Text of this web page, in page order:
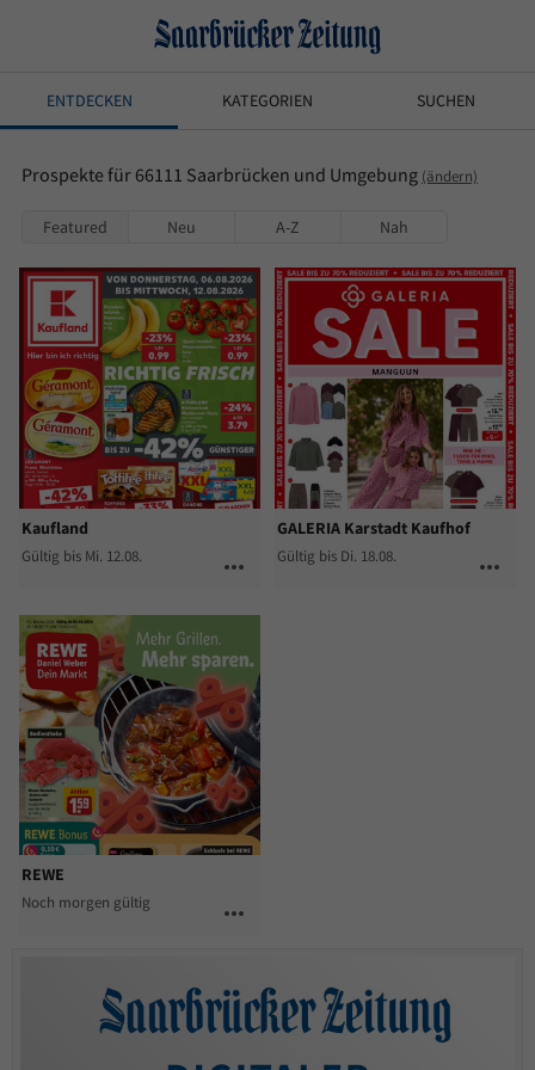
ENTDECKEN KATEGORIEN SUCHEN
Prospekte für 66111 Saarbrücken und Umgebung (ändern)
Featured Neu A-Z Nah
Kaufland
Gültig bis Mi. 12.08. more_horiz
GALERIA Karstadt Kaufhof
Gültig bis Di. 18.08. more_horiz
REWE
Noch morgen gültig more_horiz